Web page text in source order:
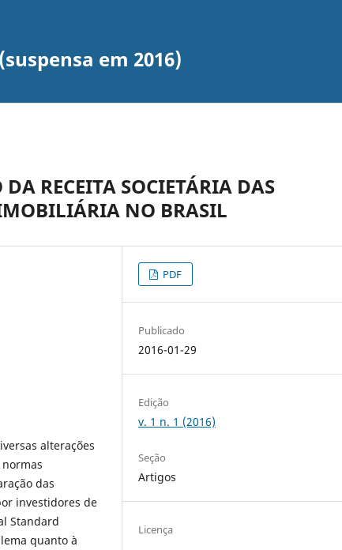
em 2016)
RECEITA SOCIETÁRIA DAS
NO BRASIL
alterações
das
investidores de
Standard
quanto à
PDF
Publicado
2016-01-29
Edição
v. 1 n. 1 (2016)
Seção
Artigos
Licença